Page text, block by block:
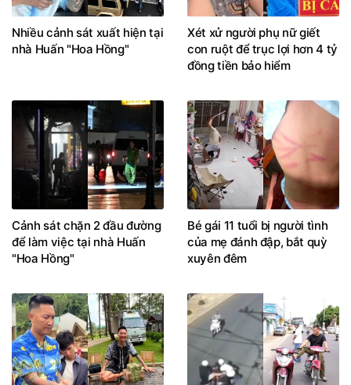
Nhiều cảnh sát xuất hiện tại
nhà Huấn "Hoa Hồng"
Xét xử người phụ nữ giết
con ruột để trục lợi hơn 4 tỷ
đồng tiền bảo hiểm
Cảnh sát chặn 2 đầu đường
để làm việc tại nhà Huấn
"Hoa Hồng"
Bé gái 11 tuổi bị người tình
của mẹ đánh đập, bắt quỳ
xuyên đêm